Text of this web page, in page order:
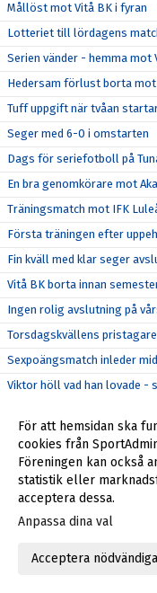
Mållöst mot Vitå BK i fyran
Lotteriet till lördagens
Serien vänder - hemma mot
Hedersam förlust borta
Tuff uppgift när tvåan
Seger med 6-0 i omstarten
Dags för seriefotboll på
En bra genomkörare mot
Träningsmatch mot IFK
Första träningen efter
Fin kväll med klar seger
Vitå BK borta innan
Ingen rolig avslutning på
Torsdagskvällens pristagare
Sexpoängsmatch inleder
Viktor höll vad han lovade -
Stötta herrarna och vinn en
Tung förlust efter tappad
Första fullträffen kommer i
Hedersam förlust i
För att hemsidan ska
cookies från
Föreningen kan också
statistik eller
acceptera dessa.
Anpassa dina val
Acceptera nödvändiga